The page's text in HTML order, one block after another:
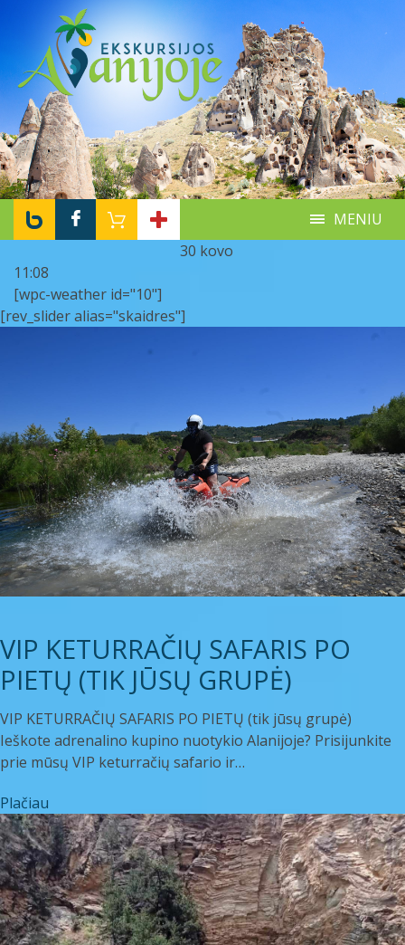
MENIU
30 kovo
11:08
[wpc-weather id="10"]
[rev_slider alias="skaidres"]
VIP KETURRAČIŲ SAFARIS PO
PIETŲ (TIK JŪSŲ GRUPĖ)
VIP KETURRAČIŲ SAFARIS PO PIETŲ (tik jūsų grupė)
Ieškote adrenalino kupino nuotykio Alanijoje? Prisijunkite
prie mūsų VIP keturračių safario ir…
Plačiau